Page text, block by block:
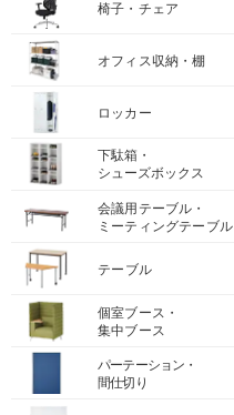
椅子・チェア
オフィス収納・棚
ロッカー
下駄箱・
シューズボックス
会議用テーブル・
ミーティングテーブル
テーブル
個室ブース・
集中ブース
パーテーション・
間仕切り